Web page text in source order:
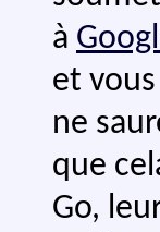
à
et
ne
que
Go,